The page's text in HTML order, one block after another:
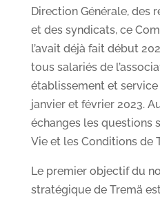
Direction Générale, des
et des syndicats, ce
l’avait déjà fait début
tous salariés de
établissement et
janvier et février 2023.
échanges les questions
Vie et les Conditions de
Le premier objectif du
stratégique de Tremä